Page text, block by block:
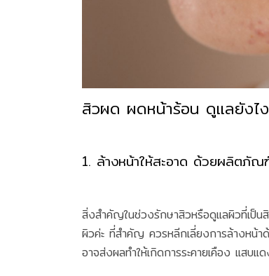
สิวผด ผดหน้าร้อน ดูแลยังไ
1. ล้างหน้าให้สะอาด ด้วยผลิตภัณ
สิ่งสำคัญในช่วงรักษาสิวหรือดูแลผิวที่เป็น
ผิวค่ะ ที่สำคัญ ควรหลีกเลี่ยงการล้างหน้า
อาจส่งผลทำให้เกิดการระคายเคือง แสบแ